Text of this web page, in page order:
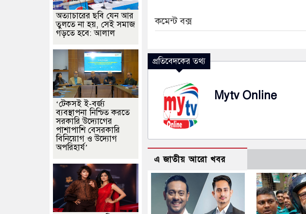
কমেন্ট বক্স
প্রতিবেদকের তথ্য
Mytv Online
এ জাতীয় আরো খবর
অত্যাচারের ছবি যেন আর
তুলতে না হয়, সেই সমাজ
গড়তে হবে: আলাল
‘টেকসই ই-বর্জ্য
ব্যবস্থাপনা নিশ্চিত করতে
সরকারি উদ্যোগের
পাশাপাশি বেসরকারি
বিনিয়োগ ও উদ্যোগ
অপরিহার্য’